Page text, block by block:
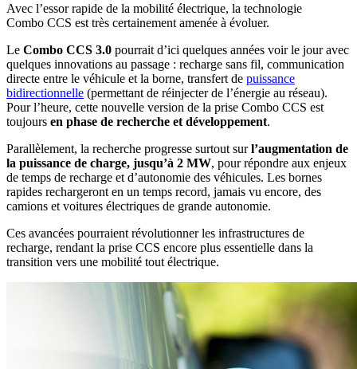
Avec l’essor rapide de la mobilité électrique, la technologie
Combo CCS est très certainement amenée à évoluer.
Le Combo CCS 3.0 pourrait d’ici quelques années voir le jour avec
quelques innovations au passage : recharge sans fil, communication
directe entre le véhicule et la borne, transfert de puissance
bidirectionnelle (permettant de réinjecter de l’énergie au réseau).
Pour l’heure, cette nouvelle version de la prise Combo CCS est
toujours en phase de recherche et développement.
Parallèlement, la recherche progresse surtout surl’augmentation de
la puissance de charge, jusqu’à 2 MW, pour répondre aux enjeux
de temps de recharge et d’autonomie des véhicules. Les bornes
rapides rechargeront en un temps record, jamais vu encore, des
camions et voitures électriques de grande autonomie.
Ces avancées pourraient révolutionner les infrastructures de
recharge, rendant la prise CCS encore plus essentielle dans la
transition vers une mobilité tout électrique.